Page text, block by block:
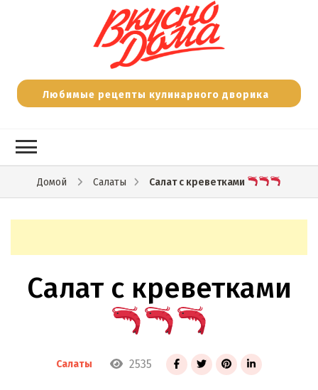
Любимые рецепты кулинарного дворика
Домой Салаты Салат с креветками
Салат с креветками
Салаты 2535